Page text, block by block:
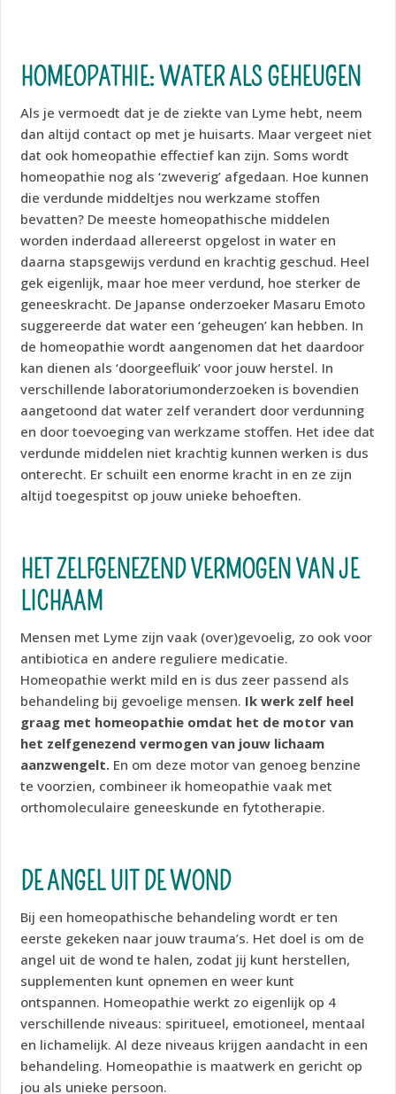
HOMEOPATHIE: WATER ALS GEHEUGEN
Als je vermoedt dat je de ziekte van Lyme hebt, neem
dan altijd contact op met je huisarts. Maar vergeet niet
dat ook homeopathie effectief kan zijn. Soms wordt
homeopathie nog als ‘zweverig’ afgedaan. Hoe kunnen
die verdunde middeltjes nou werkzame stoffen
bevatten? De meeste homeopathische middelen
worden inderdaad allereerst opgelost in water en
daarna stapsgewijs verdund en krachtig geschud. Heel
gek eigenlijk, maar hoe meer verdund, hoe sterker de
geneeskracht. De Japanse onderzoeker Masaru Emoto
suggereerde dat water een ‘geheugen’ kan hebben. In
de homeopathie wordt aangenomen dat het daardoor
kan dienen als ‘doorgeefluik’ voor jouw herstel. In
verschillende laboratoriumonderzoeken is bovendien
aangetoond dat water zelf verandert door verdunning
en door toevoeging van werkzame stoffen. Het idee dat
verdunde middelen niet krachtig kunnen werken is dus
onterecht. Er schuilt een enorme kracht in en ze zijn
altijd toegespitst op jouw unieke behoeften.
HET ZELFGENEZEND VERMOGEN VAN JE
LICHAAM
Mensen met Lyme zijn vaak (over)gevoelig, zo ook voor
antibiotica en andere reguliere medicatie.
Homeopathie werkt mild en is dus zeer passend als
behandeling bij gevoelige mensen. Ik werk zelf heel
graag met homeopathie omdat het de motor van
het zelfgenezend vermogen van jouw lichaam
aanzwengelt. En om deze motor van genoeg benzine
te voorzien, combineer ik homeopathie vaak met
orthomoleculaire geneeskunde en fytotherapie.
DE ANGEL UIT DE WOND
Bij een homeopathische behandeling wordt er ten
eerste gekeken naar jouw trauma’s. Het doel is om de
angel uit de wond te halen, zodat jij kunt herstellen,
supplementen kunt opnemen en weer kunt
ontspannen. Homeopathie werkt zo eigenlijk op 4
verschillende niveaus: spiritueel, emotioneel, mentaal
en lichamelijk. Al deze niveaus krijgen aandacht in een
behandeling. Homeopathie is maatwerk en gericht op
jou als unieke persoon.